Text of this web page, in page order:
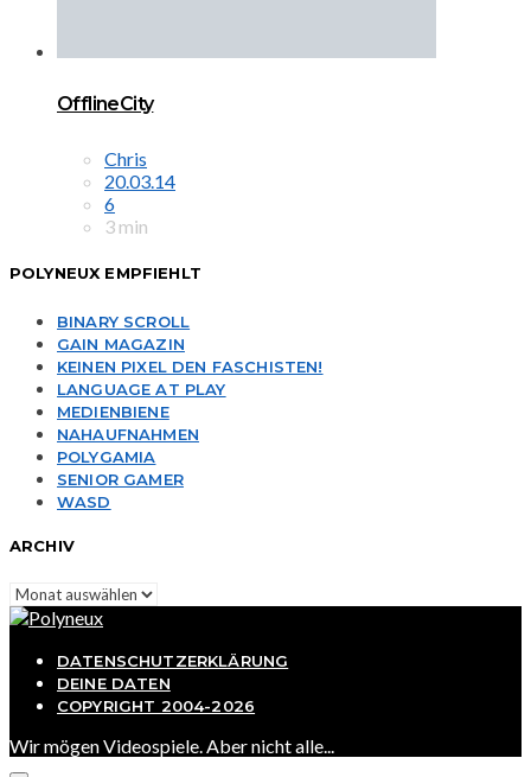
OfflineCity
Chris
20.03.14
6
3 min
POLYNEUX EMPFIEHLT
BINARY SCROLL
GAIN MAGAZIN
KEINEN PIXEL DEN FASCHISTEN!
LANGUAGE AT PLAY
MEDIENBIENE
NAHAUFNAHMEN
POLYGAMIA
SENIOR GAMER
WASD
ARCHIV
Archiv
DATENSCHUTZERKLÄRUNG
DEINE DATEN
COPYRIGHT 2004-2026
Wir mögen Videospiele. Aber nicht alle...